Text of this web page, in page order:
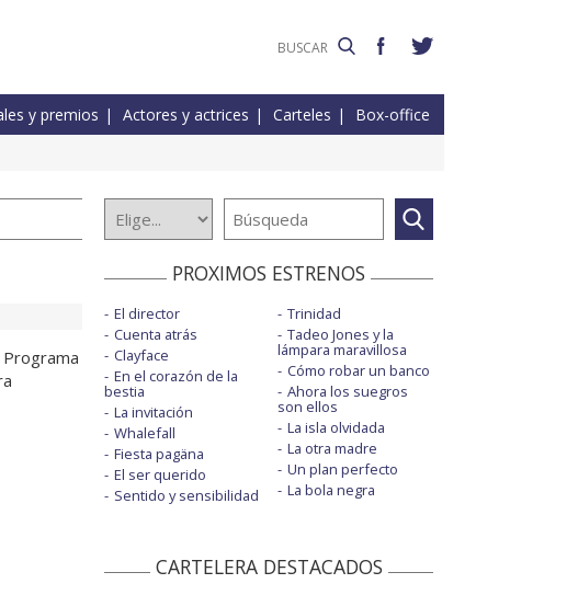
y premios Actores y actrices Carteles Box-office
PROXIMOS ESTRENOS
El director
Cuenta atrás
Clayface
En el corazón de la
bestia
La invitación
Whalefall
Fiesta pagäna
El ser querido
Sentido y sensibilidad
Trinidad
Tadeo Jones y la
lámpara maravillosa
Cómo robar un banco
Ahora los suegros
son ellos
La isla olvidada
La otra madre
Un plan perfecto
La bola negra
CARTELERA DESTACADOS